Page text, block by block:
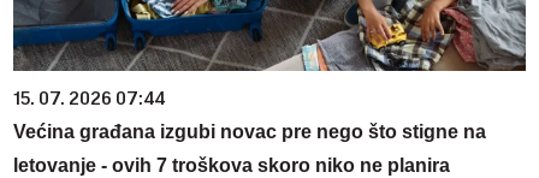
15. 07. 2026 07:44
Većina građana izgubi novac pre nego što stigne na
letovanje - ovih 7 troškova skoro niko ne planira